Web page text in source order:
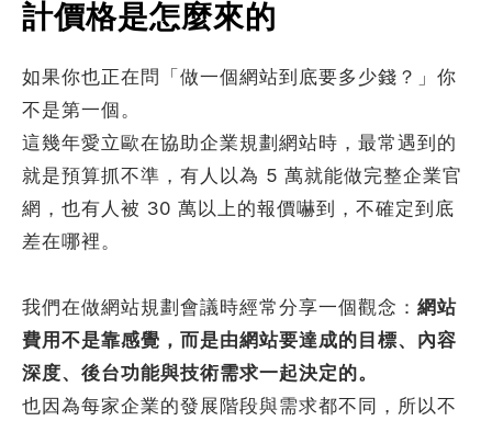
計價格是怎麼來的
如果你也正在問「做一個網站到底要多少錢？」你
不是第一個。
這幾年愛立歐在協助企業規劃網站時，最常遇到的
就是預算抓不準，有人以為 5 萬就能做完整企業官
網，也有人被 30 萬以上的報價嚇到，不確定到底
差在哪裡。
我們在做網站規劃會議時經常分享一個觀念： 網站
費用不是靠感覺，而是由網站要達成的目標、內容
深度、後台功能與技術需求一起決定的。
也因為每家企業的發展階段與需求都不同，所以不
網站